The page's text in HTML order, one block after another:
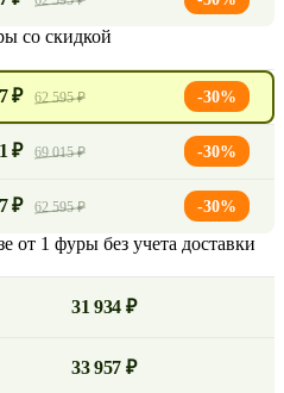
со скидкой
₽ 62 595 ₽ -30%
₽ 69 015 ₽ -30%
₽ 62 595 ₽ -30%
от 1 фуры без учета доставки
31 934 ₽
33 957 ₽